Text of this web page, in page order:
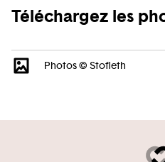
Téléchargez les
Photos © Stofleth